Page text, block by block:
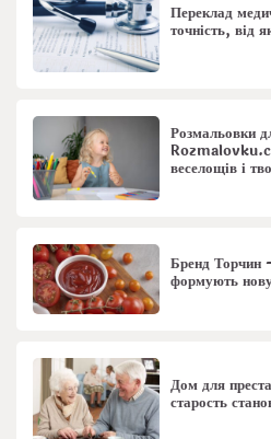
Переклад
точність, від
Розмальовки
веселощів і
Бренд Торчин
формують
Дом для
старость